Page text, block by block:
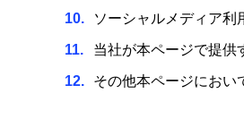
10 ソーシャルメディア利
11 当社が本ページで提供
12 その他本ページにおい